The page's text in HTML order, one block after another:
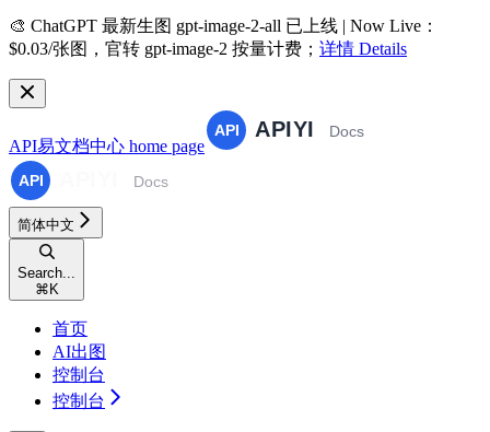
🎨 ChatGPT 最新生图 gpt-image-2-all 已上线 | Now Live ：
$0.03/张图，官转 gpt-image-2 按量计费； 详情 Details
API易文档中心 home page
简体中文
Search...
⌘ K
首页
AI出图
控制台
控制台